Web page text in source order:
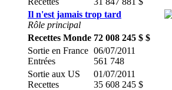
Il n'est jamais trop tard
Rôle principal
Recettes Monde 72 008 245 $ $
Sortie en France
Entrées
06/07/2011
561 748
Sortie aux US
Recettes
01/07/2011
35 608 245 $